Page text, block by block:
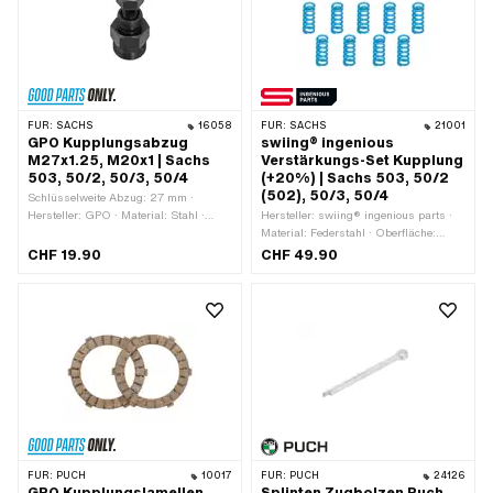
FÜR: SACHS 16058
GPO Kupplungsabzug
M27x1.25, M20x1 | Sachs
503, 50/2, 50/3, 50/4
Schlüsselweite Abzug: 27 mm ·
Hersteller: GPO · Material: Stahl ·
Gewindeart: MF27x1.25
Schlüsselweite Schraube: 19 mm ·
Anwendungsbereich: (De-)
Montagewerkzeug
CHF 19.90
FÜR: SACHS 21001
swiing® ingenious
Verstärkungs-Set Kupplung
(+20%) | Sachs 503, 50/2
(502), 50/3, 50/4
Hersteller: swiing® ingenious parts ·
Material: Federstahl · Oberfläche:
beschichtet · Ø innen: 5.9 mm · Ø
CHF 49.90
FÜR: PUCH 10017 FÜR: PUCH 24126